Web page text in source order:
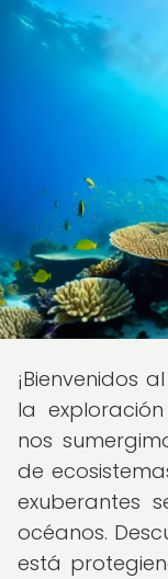
¡Bienvenidos al
la
nos
de
exuberantes
océanos.
está